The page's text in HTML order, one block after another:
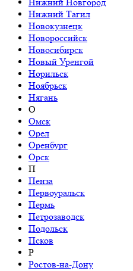
Нижний Новгород
Нижний Тагил
Новокузнецк
Новороссийск
Новосибирск
Новый Уренгой
Норильск
Ноябрьск
Нягань
О
Омск
Орел
Оренбург
Орск
П
Пенза
Первоуральск
Пермь
Петрозаводск
Подольск
Псков
Р
Ростов-на-Дону